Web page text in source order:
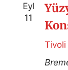
Eyl
11
Tivoli